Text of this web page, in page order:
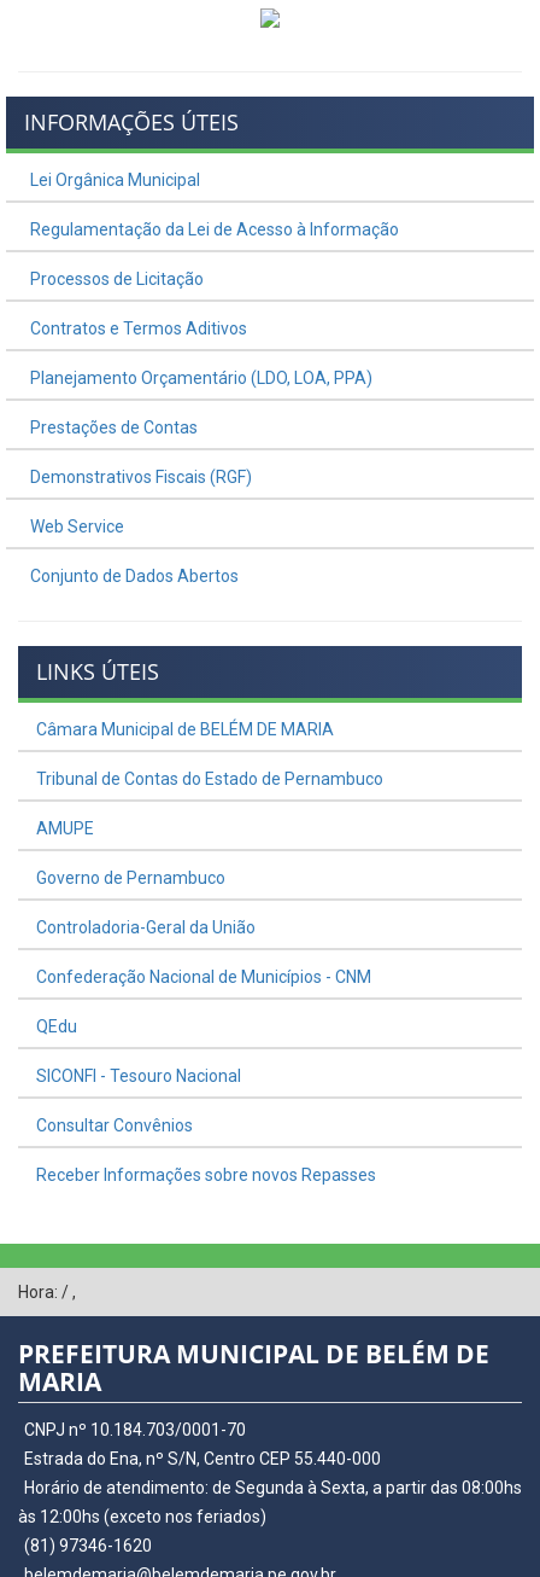
INFORMAÇÕES ÚTEIS
Lei Orgânica Municipal
Regulamentação da Lei de Acesso à Informação
Processos de Licitação
Contratos e Termos Aditivos
Planejamento Orçamentário (LDO, LOA, PPA)
Prestações de Contas
Demonstrativos Fiscais (RGF)
Web Service
Conjunto de Dados Abertos
LINKS ÚTEIS
Câmara Municipal de BELÉM DE MARIA
Tribunal de Contas do Estado de Pernambuco
AMUPE
Governo de Pernambuco
Controladoria-Geral da União
Confederação Nacional de Municípios - CNM
QEdu
SICONFI - Tesouro Nacional
Consultar Convênios
Receber Informações sobre novos Repasses
Hora: /,
PREFEITURA MUNICIPAL DE BELÉM DE
MARIA
CNPJ nº 10.184.703/0001-70
Estrada do Ena, nº S/N, Centro CEP 55.440-000
Horário de atendimento: de Segunda à Sexta, a partir das 08:00hs
às 12:00hs (exceto nos feriados)
(81) 97346-1620